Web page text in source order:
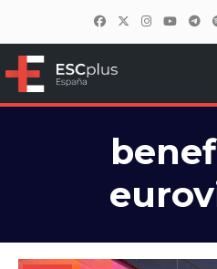
ESCplus España